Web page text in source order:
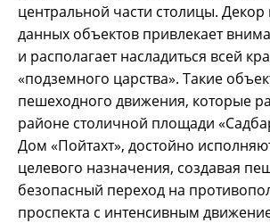
центральной части столицы. Декор
данных объектов привлекает
и располагает насладиться всей
«подземного царства». Такие
пешеходного движения, которые
районе столичной площади
Дом «Пойтахт», достойно
целевого назначения, создавая
безопасный переход на
проспекта с интенсивным